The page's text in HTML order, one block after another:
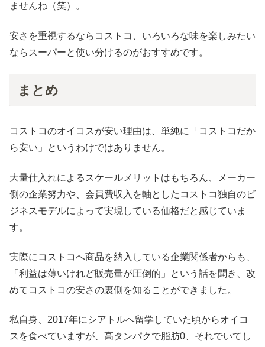
ませんね（笑）。
安さを重視するならコストコ、いろいろな味を楽しみたい
ならスーパーと使い分けるのがおすすめです。
まとめ
コストコのオイコスが安い理由は、単純に「コストコだか
ら安い」というわけではありません。
大量仕入れによるスケールメリットはもちろん、メーカー
側の企業努力や、会員費収入を軸としたコストコ独自のビ
ジネスモデルによって実現している価格だと感じていま
す。
実際にコストコへ商品を納入している企業関係者からも、
「利益は薄いけれど販売量が圧倒的」という話を聞き、改
めてコストコの安さの裏側を知ることができました。
私自身、2017年にシアトルへ留学していた頃からオイコ
スを食べていますが、高タンパクで脂肪0、それでいてし